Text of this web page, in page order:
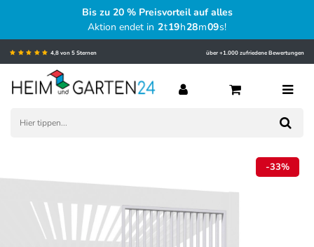
Bis zu 20 % Preisvorteil auf alles
Aktion endet in 2t19h28m08s!
4,8 von 5 Sternen über +1.000 zufriedene Bewertungen
-33%